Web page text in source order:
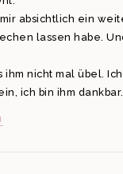
absichtlich ein
lassen habe.
ihm nicht mal übel.
ich bin ihm dankbar.